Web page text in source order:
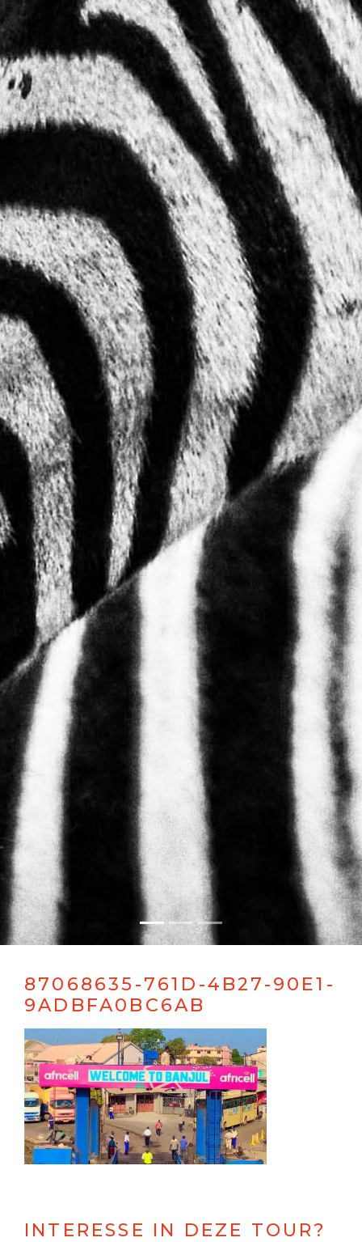
Previous
87068635-761D-4B27-90E1-
9ADBFA0BC6AB
INTERESSE IN DEZE TOUR?